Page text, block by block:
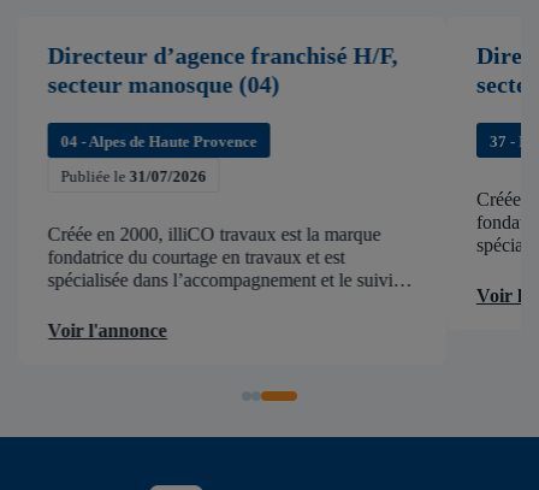
Directeur d’agence franchisé H/F,
secteur manosque (04)
04 - Alpes de Haute Provence
Publiée le31/07/2026
Créée en 2000, illiCO travaux est la marque
fondatrice du courtage en travaux et est
spécialisée dans l’accompagnement et le suivi
d’accélérer et de faciliter tous les projets […]
Voir l'annonce
37 -
Créée
Voir